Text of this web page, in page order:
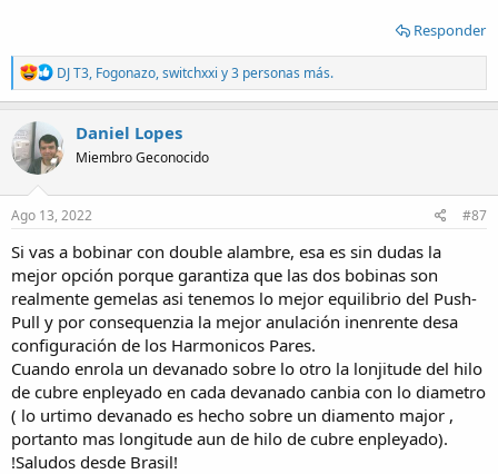
Responder
R
e
a
t
i
n
DJ T3, Fogonazo,switchxxi y 3 personas más.
Daniel Lopes
Miembro Geconocido
Ago 13, 2022 #87
Si vas a bobinar con double alambre, esa es sin dudas la
mejor opción porque garantiza que las dos bobinas son
realmente gemelas asi tenemos lo mejor equilibrio del Push-
Pull y por consequenzia la mejor anulación inenrente desa
configuración de los Harmonicos Pares.
Cuando enrola un devanado sobre lo otro la lonjitude del hilo
de cubre enpleyado en cada devanado canbia con lo diametro
( lo urtimo devanado es hecho sobre un diamento major ,
portanto mas longitude aun de hilo de cubre enpleyado).
!Saludos desde Brasil!